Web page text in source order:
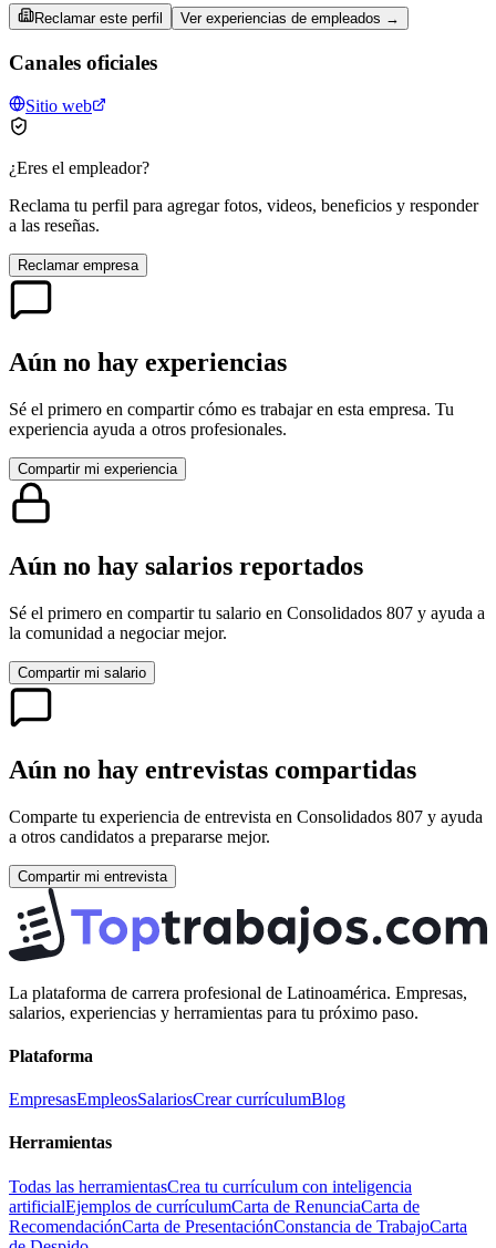
Reclamar este perfil Ver experiencias de empleados →
Canales oficiales
Sitio web
¿Eres el empleador?
Reclama tu perfil para agregar fotos, videos, beneficios y responder
a las reseñas.
Reclamar empresa
Aún no hay experiencias
Sé el primero en compartir cómo es trabajar en esta empresa. Tu
experiencia ayuda a otros profesionales.
Compartir mi experiencia
Aún no hay salarios reportados
Sé el primero en compartir tu salario en Consolidados 807 y ayuda a
la comunidad a negociar mejor.
Compartir mi salario
Aún no hay entrevistas compartidas
Comparte tu experiencia de entrevista en Consolidados 807 y ayuda
a otros candidatos a prepararse mejor.
Compartir mi entrevista
La plataforma de carrera profesional de Latinoamérica. Empresas,
salarios, experiencias y herramientas para tu próximo paso.
Plataforma
EmpresasEmpleosSalariosCrear currículumBlog
Herramientas
Todas las herramientasCrea tu currículum con inteligencia
artificialEjemplos de currículumCarta de RenunciaCarta de
RecomendaciónCarta de PresentaciónConstancia de TrabajoCarta